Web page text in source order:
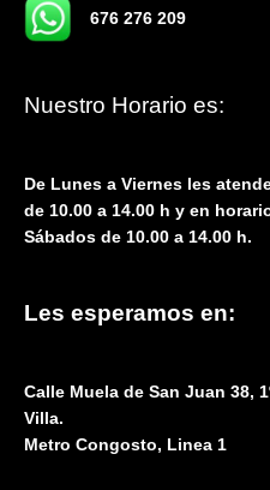
676 276 209
Nuestro Horario es:
De Lunes a Viernes les
de 10.00 a 14.00 h y en
Sábados de 10.00 a 14.00 h.
Les esperamos en:
Calle Muela de San Juan 38,
Villa.
Metro Congosto, Linea 1